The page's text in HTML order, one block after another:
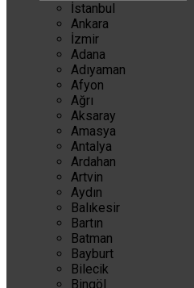
İstanbul
Ankara
İzmir
Adana
Adıyaman
Afyon
Ağrı
Aksaray
Amasya
Antalya
Ardahan
Artvin
Aydın
Balıkesir
Bartın
Batman
Bayburt
Bilecik
Bingöl